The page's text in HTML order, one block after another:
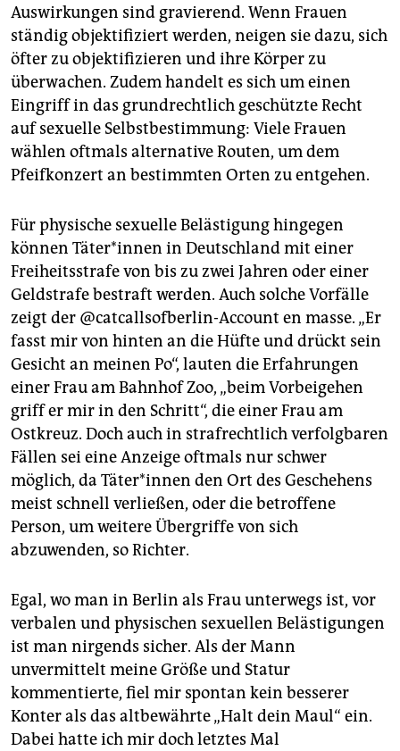
Auswirkungen sind gravierend. Wenn Frauen
ständig objektifiziert werden, neigen sie dazu, sich
öfter zu objektifizieren und ihre Körper zu
überwachen. Zudem handelt es sich um einen
Eingriff in das grundrechtlich geschützte Recht
auf sexuelle Selbstbestimmung: Viele Frauen
wählen oftmals alternative Routen, um dem
Pfeifkonzert an bestimmten Orten zu entgehen.
Für physische sexuelle Belästigung hingegen
können Tä­te­r*in­nen in Deutschland mit einer
Freiheitsstrafe von bis zu zwei Jahren oder einer
Geldstrafe bestraft werden. Auch solche Vorfälle
zeigt der @catcallsofberlin-Account en masse. „Er
fasst mir von hinten an die Hüfte und drückt sein
Gesicht an meinen Po“, lauten die Erfahrungen
einer Frau am Bahnhof Zoo, „beim Vorbeigehen
griff er mir in den Schritt“, die einer Frau am
Ostkreuz. Doch auch in strafrechtlich verfolgbaren
Fällen sei eine Anzeige oftmals nur schwer
möglich, da Tä­te­r*in­nen den Ort des Geschehens
meist schnell verließen, oder die betroffene
Person, um weitere Übergriffe von sich
abzuwenden, so Richter.
Egal, wo man in Berlin als Frau unterwegs ist, vor
verbalen und physischen sexuellen Belästigungen
ist man nirgends sicher. Als der Mann
unvermittelt meine Größe und Statur
kommentierte, fiel mir spontan kein besserer
Konter als das altbewährte „Halt dein Maul“ ein.
Dabei hatte ich mir doch letztes Mal